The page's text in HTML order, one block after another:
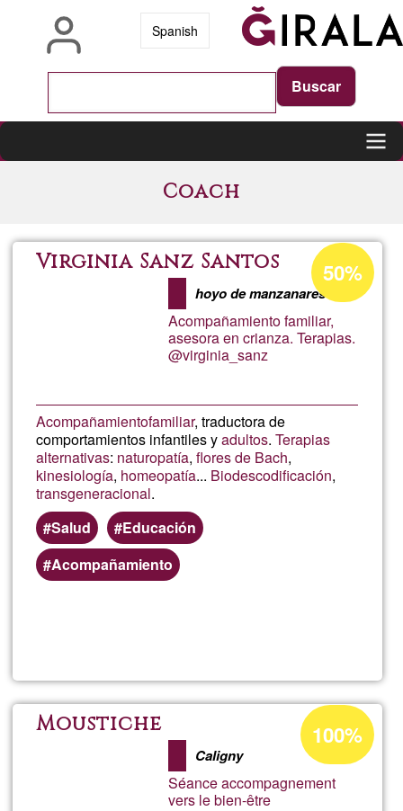
Spanish
Coach
Virginia Sanz Santos
hoyo de manzanares
Acompañamiento familiar,
asesora en crianza. Terapias.
@virginia_sanz
Acompañamientofamiliar, traductora de
comportamientos infantiles yadultos.Terapias
alternativas: naturopatía,flores de Bach,
kinesiología, homeopatía... Biodescodificación,
transgeneracional.
Salud
Educación
Acompañamiento
Acceptance
percentage
of
Ğ1
50%
Sanz
Moustiche
Caligny
Séance accompagnement
vers le bien-être
Acceptance
percentage
Ğ1
100%